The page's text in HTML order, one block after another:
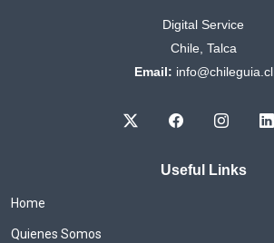
Digital Service
Chile, Talca
Email: info@chileguia.cl
Useful Links
Home
Quienes Somos